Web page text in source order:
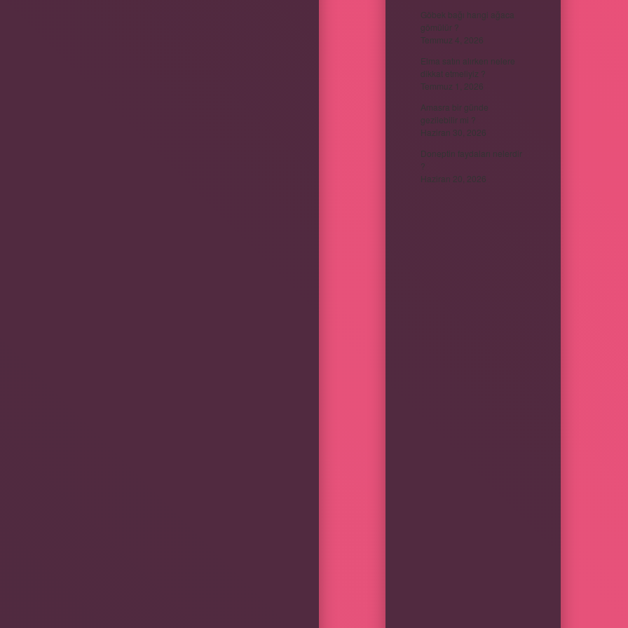
Göbek bağı hangi ağaca
gömülür ?
Temmuz 4, 2026
Elma satın alırken nelere
dikkat etmeliyiz ?
Temmuz 1, 2026
Amasra bir günde
gezilebilir mi ?
Haziran 30, 2026
Doneptin faydaları nelerdir
?
Haziran 20, 2026